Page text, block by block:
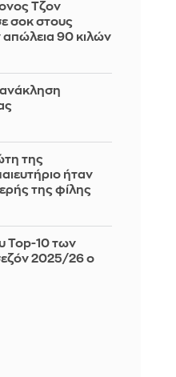
Τζον
σοκ στους
90 κιλών
της
ήταν
της φίλης
Top-10 των
2025/26 ο